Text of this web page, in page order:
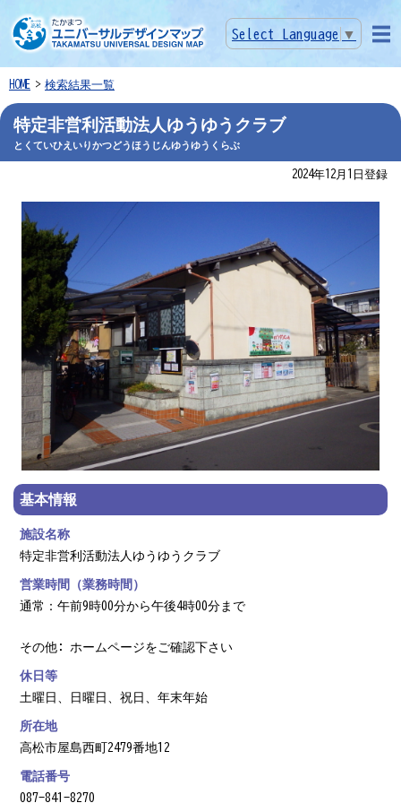
Select Language ▼
HOME 検索結果一覧
特定非営利活動法人ゆうゆうクラブ
とくていひえいりかつどうほうじんゆうゆうくらぶ
2024年12月1日登録
基本情報
施設名称
特定非営利活動法人ゆうゆうクラブ
営業時間（業務時間）
通常：午前9時00分から午後4時00分まで
その他: ホームページをご確認下さい
休日等
土曜日、日曜日、祝日、年末年始
所在地
高松市屋島西町2479番地12
電話番号
087-841-8270